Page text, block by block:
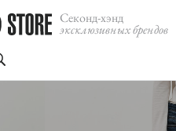
Cеконд-хэнд
эксклюзивных брендов